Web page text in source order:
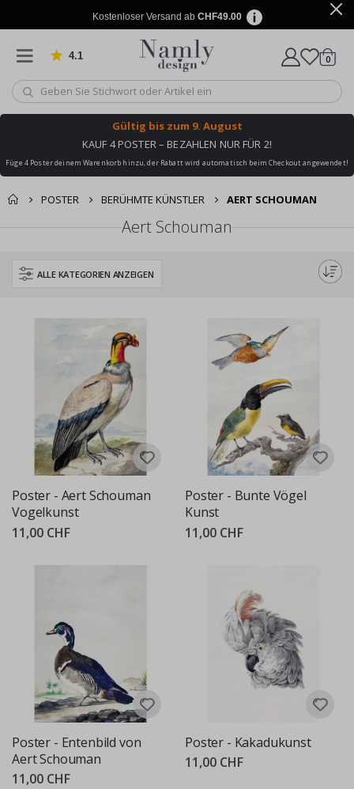
Kostenloser Versand ab CHF49.00
4.1 von 1030 Bewertungen
Wagen
0
Gültig bis zum 9. August
KAUF 4 POSTER – BEZAHLEN NUR FÜR 2!
Füge 4 Poster deinem Warenkorb hinzu, der Rabatt wird automatisch beim Checkout angewendet!
POSTER BERÜHMTE KÜNSTLER AERT SCHOUMAN
Aert Schouman
ALLE KATEGORIEN ANZEIGEN
Poster - Aert Schouman
Vogelkunst
11,00 CHF
Poster - Bunte Vögel
Kunst
11,00 CHF
Poster - Entenbild von
Aert Schouman
11,00 CHF
Poster - Kakadukunst
11,00 CHF